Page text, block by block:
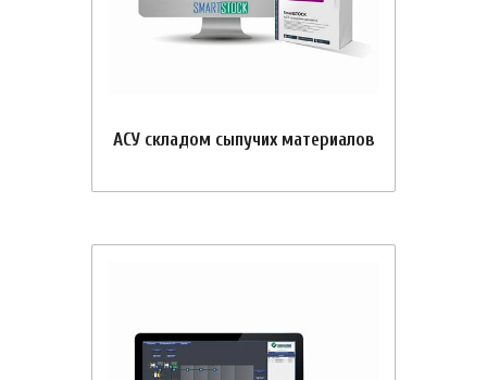
АСУ складом сыпучих материалов